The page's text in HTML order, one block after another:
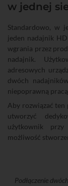
w jednej
Standardowo, w
jeden nadajnik
wgrania przez
nadajnik.
adresowych
dwóch
niepoprawną
Aby rozwiązać ten
utworzyć
użytkownik
możliwość
Podłączenie